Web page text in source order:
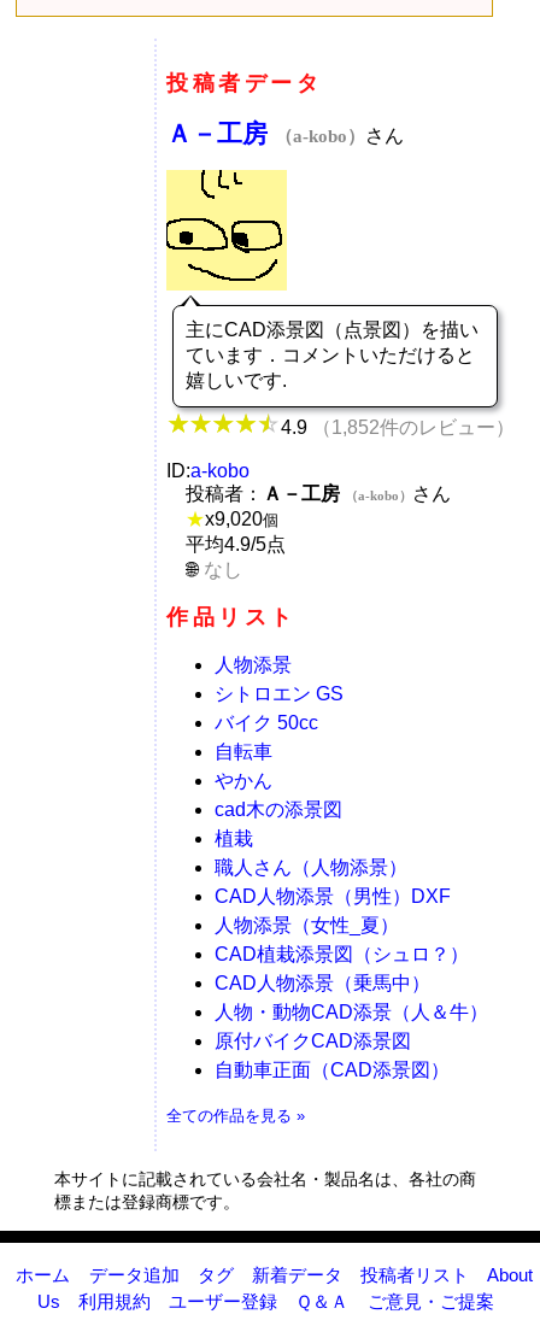
投稿者データ
Ａ－工房 （a-kobo） さん
主にCAD添景図（点景図）を描い
ています．コメントいただけると
嬉しいです.
4.9 （1,852件のレビュー）
ID:a-kobo
投稿者：
Ａ－工房 （a-kobo）
さん
★x9,020個
平均4.9/5点
なし
作品リスト
人物添景
シトロエン GS
バイク 50cc
自転車
やかん
cad木の添景図
植栽
職人さん（人物添景）
CAD人物添景（男性）DXF
人物添景（女性_夏）
CAD植栽添景図（シュロ？）
CAD人物添景（乗馬中）
人物・動物CAD添景（人＆牛）
原付バイクCAD添景図
自動車正面（CAD添景図）
全ての作品を見る »
本サイトに記載されている会社名・製品名は、各社の商
標または登録商標です。
ホーム データ追加 タグ 新着データ 投稿者リスト
About
Us
利用規約 ユーザー登録 Ｑ＆Ａ ご意見・ご提案